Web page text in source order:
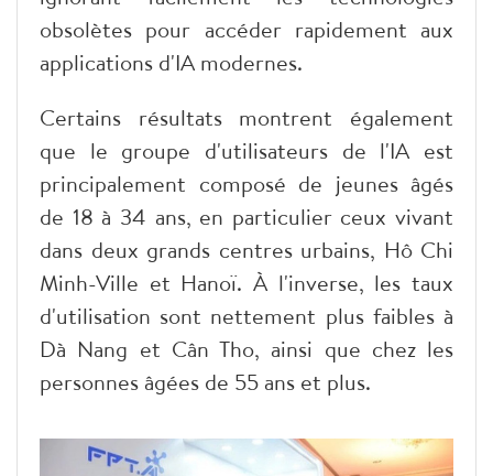
obsolètes pour accéder rapidement aux
applications d'IA modernes.
Certains résultats montrent également
que le groupe d'utilisateurs de l'IA est
principalement composé de jeunes âgés
de 18 à 34 ans, en particulier ceux vivant
dans deux grands centres urbains, Hô Chi
Minh-Ville et Hanoï. À l'inverse, les taux
d'utilisation sont nettement plus faibles à
Dà Nang et Cân Tho, ainsi que chez les
personnes âgées de 55 ans et plus.